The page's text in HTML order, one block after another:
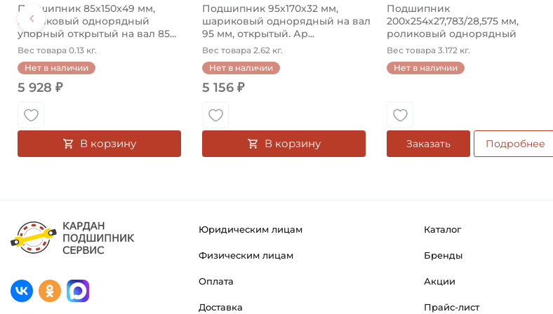
Подшипник 85х150х49 мм,
шариковый однорядный
упорный открытый на вал 85...
Вес товара 0.13 кг.
Нет в наличии
5 928 ₽
В корзину
Подшипник 95х170х32 мм,
шариковый однорядный на вал
95 мм, открытый. Ар...
Вес товара 2.62 кг.
Нет в наличии
5 156 ₽
В корзину
Подшипник
200х254х27,783/28,575 мм,
роликовый однорядный
конический на ...
Вес товара 3.172 кг.
Нет в наличии
Заказать Подробнее
Юридическим лицам
Физическим лицам
Оплата
Доставка
Каталог
Бренды
Акции
Прайс-лист